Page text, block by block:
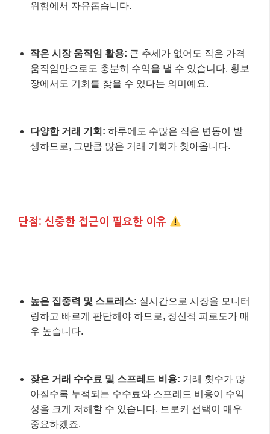
위험에서 자유롭습니다.
작은 시장 움직임 활용: 큰 추세가 없어도 작은 가격
움직임만으로도 충분히 수익을 낼 수 있습니다. 횡보
장에서도 기회를 찾을 수 있다는 의미예요.
다양한 거래 기회: 하루에도 수많은 작은 변동이 발
생하므로, 그만큼 많은 거래 기회가 찾아옵니다.
단점: 신중한 접근이 필요한 이유
높은 집중력 및 스트레스: 실시간으로 시장을 모니터
링하고 빠르게 판단해야 하므로, 정신적 피로도가 매
우 높습니다.
잦은 거래 수수료 및 스프레드 비용: 거래 횟수가 많
아질수록 누적되는 수수료와 스프레드 비용이 수익
성을 크게 저해할 수 있습니다. 브로커 선택이 매우
중요하겠죠.